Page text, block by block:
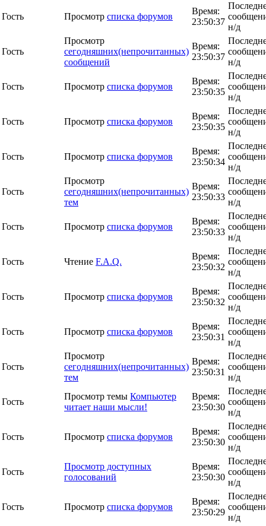
Гость Просмотр списка форумов
Время:
23:50:37
н/д
Гость
Просмотр
сегодняшних(непрочитанных)
сообщений
Время:
23:50:37
н/д
Гость Просмотр списка форумов
Время:
23:50:35
н/д
Гость Просмотр списка форумов
Время:
23:50:35
н/д
Гость Просмотр списка форумов
Время:
23:50:34
н/д
Гость
Просмотр
сегодняшних(непрочитанных)
тем
Время:
23:50:33
н/д
Гость Просмотр списка форумов
Время:
23:50:33
н/д
Гость Чтение F.A.Q.
Время:
23:50:32
н/д
Гость Просмотр списка форумов
Время:
23:50:32
н/д
Гость Просмотр списка форумов
Время:
23:50:31
н/д
Гость
Просмотр
сегодняшних(непрочитанных)
тем
Время:
23:50:31
н/д
Гость
Просмотр темы Компьютер
читает наши мысли!
Время:
23:50:30
н/д
Гость Просмотр списка форумов
Время:
23:50:30
н/д
Гость
Просмотр доступных
голосований
Время:
23:50:30
н/д
Гость Просмотр списка форумов
Время:
23:50:29
н/д